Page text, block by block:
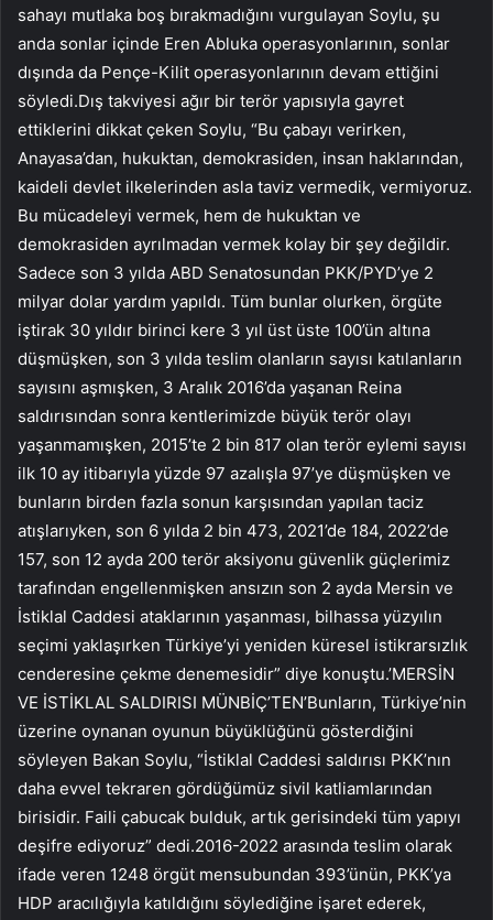
sahayı mutlaka boş bırakmadığını vurgulayan Soylu, şu
anda sonlar içinde Eren Abluka operasyonlarının, sonlar
dışında da Pençe-Kilit operasyonlarının devam ettiğini
söyledi.Dış takviyesi ağır bir terör yapısıyla gayret
ettiklerini dikkat çeken Soylu, “Bu çabayı verirken,
Anayasa’dan, hukuktan, demokrasiden, insan haklarından,
kaideli devlet ilkelerinden asla taviz vermedik, vermiyoruz.
Bu mücadeleyi vermek, hem de hukuktan ve
demokrasiden ayrılmadan vermek kolay bir şey değildir.
Sadece son 3 yılda ABD Senatosundan PKK/PYD’ye 2
milyar dolar yardım yapıldı. Tüm bunlar olurken, örgüte
iştirak 30 yıldır birinci kere 3 yıl üst üste 100’ün altına
düşmüşken, son 3 yılda teslim olanların sayısı katılanların
sayısını aşmışken, 3 Aralık 2016’da yaşanan Reina
saldırısından sonra kentlerimizde büyük terör olayı
yaşanmamışken, 2015’te 2 bin 817 olan terör eylemi sayısı
ilk 10 ay itibarıyla yüzde 97 azalışla 97’ye düşmüşken ve
bunların birden fazla sonun karşısından yapılan taciz
atışlarıyken, son 6 yılda 2 bin 473, 2021’de 184, 2022’de
157, son 12 ayda 200 terör aksiyonu güvenlik güçlerimiz
tarafından engellenmişken ansızın son 2 ayda Mersin ve
İstiklal Caddesi ataklarının yaşanması, bilhassa yüzyılın
seçimi yaklaşırken Türkiye’yi yeniden küresel istikrarsızlık
cenderesine çekme denemesidir” diye konuştu.’MERSİN
VE İSTİKLAL SALDIRISI MÜNBİÇ’TEN’Bunların, Türkiye’nin
üzerine oynanan oyunun büyüklüğünü gösterdiğini
söyleyen Bakan Soylu, “İstiklal Caddesi saldırısı PKK’nın
daha evvel tekraren gördüğümüz sivil katliamlarından
birisidir. Faili çabucak bulduk, artık gerisindeki tüm yapıyı
deşifre ediyoruz” dedi.2016-2022 arasında teslim olarak
ifade veren 1248 örgüt mensubundan 393’ünün, PKK’ya
HDP aracılığıyla katıldığını söylediğine işaret ederek,